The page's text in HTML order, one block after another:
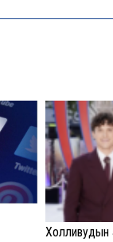
Холливудын